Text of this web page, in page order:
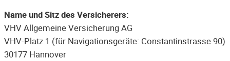
Name und Sitz des Versicherers:
VHV Allgemeine Versicherung AG
VHV-Platz 1 (für Navigationsgeräte: Constantinstrasse 90)
30177 Hannover